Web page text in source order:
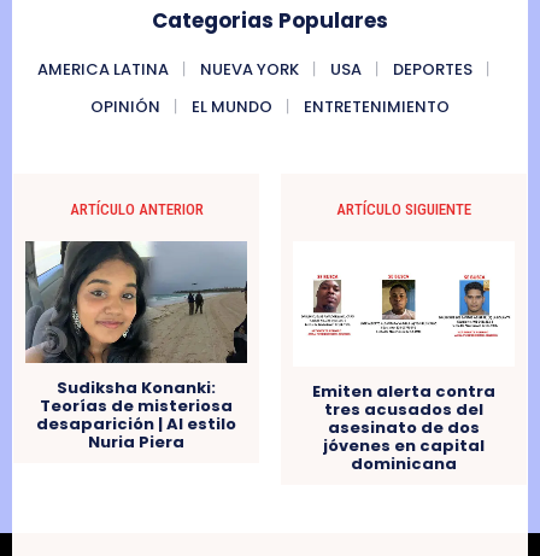
Categorias Populares
AMERICA LATINA NUEVA YORK USA
DEPORTES
OPINIÓN
EL MUNDO ENTRETENIMIENTO
ARTÍCULO ANTERIOR
Sudiksha Konanki:
Teorías de misteriosa
desaparición | Al estilo
Nuria Piera
ARTÍCULO SIGUIENTE
Emiten alerta contra
tres acusados del
asesinato de dos
jóvenes en capital
dominicana